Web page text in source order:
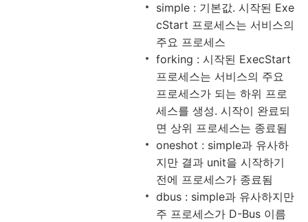
simple : 기본값. 시작된 Exe
cStart 프로세스는 서비스의
주요 프로세스
forking : 시작된 ExecStart
프로세스는 서비스의 주요
프로세스가 되는 하위 프로
세스를 생성. 시작이 완료되
면 상위 프로세스는 종료됨
oneshot : simple과 유사하
지만 결과 unit을 시작하기
전에 프로세스가 종료됨
dbus : simple과 유사하지만
주 프로세스가 D-Bus 이름